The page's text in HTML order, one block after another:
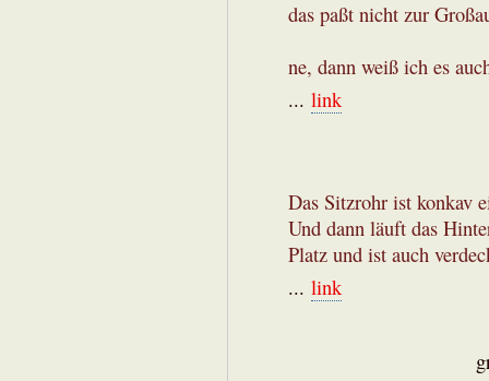
das paßt nicht zur
ne, dann weiß ich es
... link
Das Sitzrohr ist konkav
Und dann läuft das
Platz und ist auch
... link